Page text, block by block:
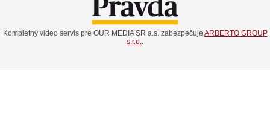
Kompletný video servis pre OUR MEDIA SR a.s. zabezpečuje ARBERTO GROUP
s.r.o..